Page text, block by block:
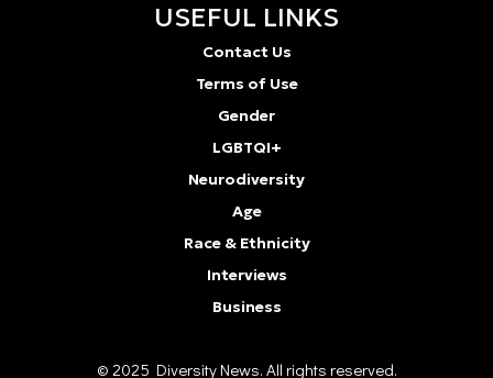
USEFUL LINKS
Contact Us
Terms of Use
Gender
LGBTQI+
Neurodiversity
Age
Race & Ethnicity
Interviews
Business
© 2025 Diversity Νews. All rights reserved.